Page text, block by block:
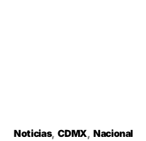
Noticias CDMX Nacional